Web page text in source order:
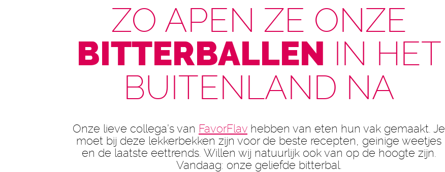
ZO APEN ZE ONZE
BITTERBALLEN IN HET
BUITENLAND NA
Onze lieve collega’s van FavorFlav hebben van eten hun vak gemaakt. Je
moet bij deze lekkerbekken zijn voor de beste recepten, geinige weetjes
en de laatste eettrends. Willen wij natuurlijk ook van op de hoogte zijn.
Vandaag: onze geliefde bitterbal.